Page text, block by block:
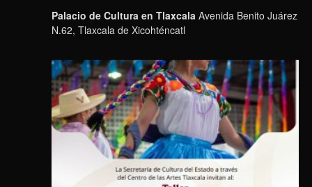
Palacio de Cultura en Tlaxcala Avenida Benito Juárez
N.62, Tlaxcala de Xicohténcatl